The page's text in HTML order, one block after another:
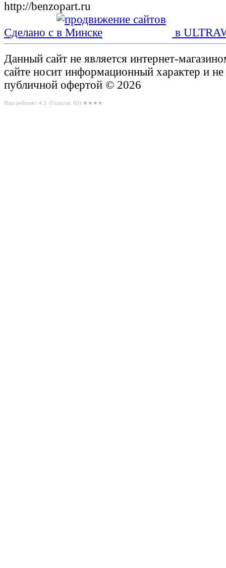
Сделано с в
Данный сайт не является интернет-
сайте носит информационный характер и не
публичной офертой © 2026
Наш рейтинг: 4.5 (Голосов: 69) ★★★★